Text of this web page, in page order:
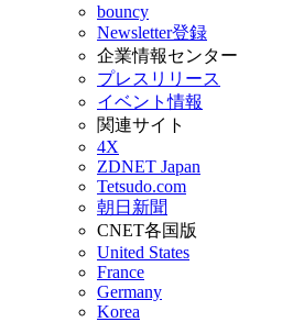
bouncy
Newsletter登録
企業情報センター
プレスリリース
イベント情報
関連サイト
4X
ZDNET Japan
Tetsudo.com
朝日新聞
CNET各国版
United States
France
Germany
Korea